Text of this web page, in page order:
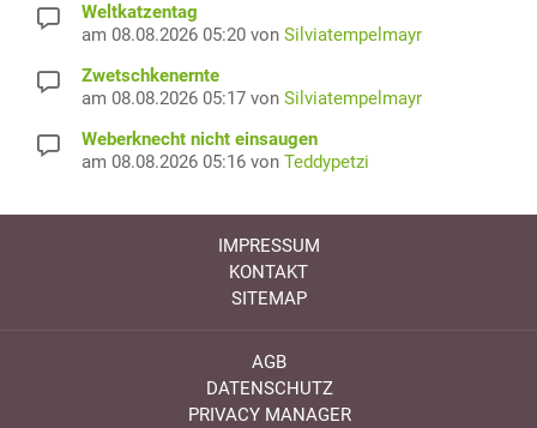
Weltkatzentag
am 08.08.2026 05:20 von Silviatempelmayr
Zwetschkenernte
am 08.08.2026 05:17 von Silviatempelmayr
Weberknecht nicht einsaugen
am 08.08.2026 05:16 von Teddypetzi
IMPRESSUM
KONTAKT
SITEMAP
AGB
DATENSCHUTZ
PRIVACY MANAGER